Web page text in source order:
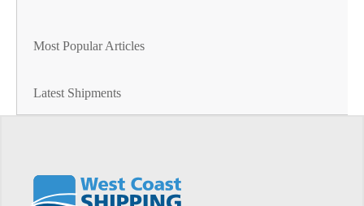
Most Popular Articles
Latest Shipments